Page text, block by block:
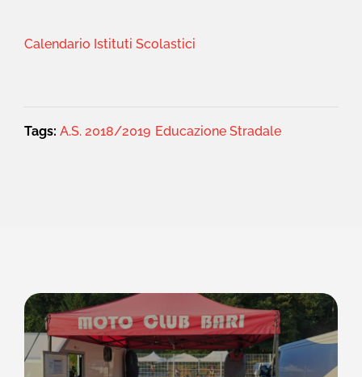
Calendario Istituti Scolastici
Tags: A.S. 2018/2019 Educazione Stradale